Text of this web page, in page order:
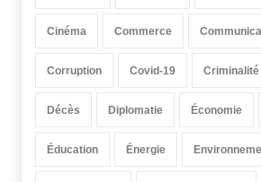
Cinéma Commerce
Corruption Covid-19 Criminalité
Décès Diplomatie Économie
Éducation Énergie